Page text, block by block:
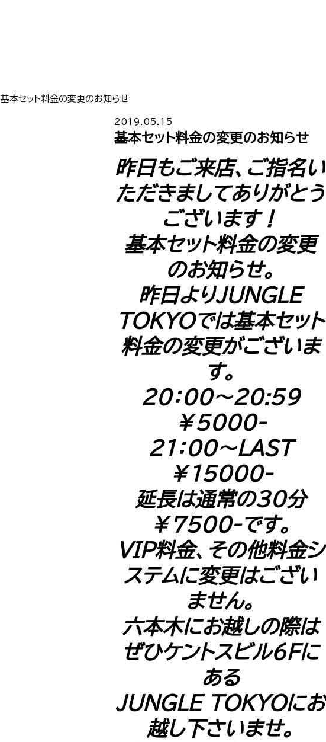
Gravure グラビア
Recruit Cast キャスト求人
Recruit Staff スタッフ求人
Shop Info 店舗一覧
J-Tokyo Entertainment
基本セット料金の変更のお知らせ
2019.05.15
基本セット料金の変更のお知らせ
昨日もご来店、ご指名い
ただきましてありがとう
ございます！
基本セット料金の変更
のお知らせ。
昨日よりJUNGLE
TOKYOでは基本セット
料金の変更がございま
す。
20：00～20:59
￥5000-
21：00～LAST
￥15000-
延長は通常の30分
￥7500-です。
VIP料金、その他料金シ
ステムに変更はござい
ません。
六本木にお越しの際は
ぜひケントスビル6Fに
ある
JUNGLE TOKYOにお
越し下さいませ。